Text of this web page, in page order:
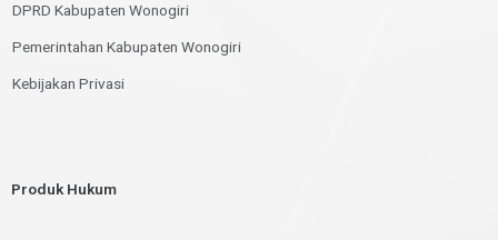
DPRD Kabupaten Wonogiri
Pemerintahan Kabupaten Wonogiri
Kebijakan Privasi
Produk Hukum